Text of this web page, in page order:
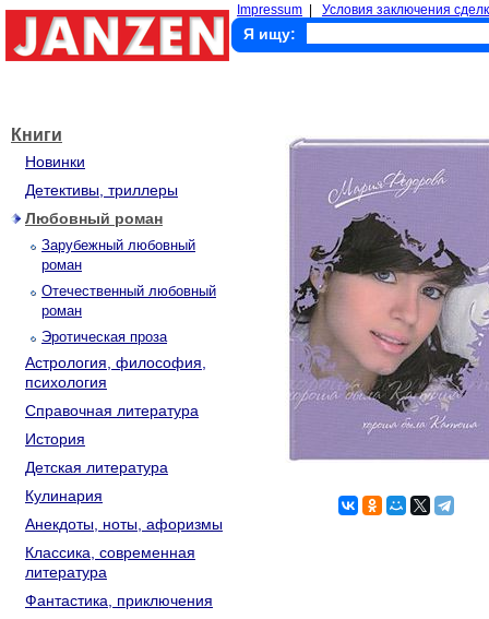
Impressum Условия заключения
Я ищу:
Книги
Новинки
Детективы, триллеры
Любовный роман
Зарубежный любовный
роман
Отечественный любовный
роман
Эротическая проза
Астрология, философия,
психология
Справочная литература
История
Детская литература
Кулинария
Анекдоты, ноты, афоризмы
Классика, современная
литература
Фантастика, приключения